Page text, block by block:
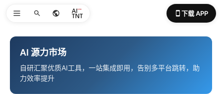
下载 APP
AI 源力市场
自研汇聚优质AI工具，一站集成即用，告别多平台跳转，助
力效率提升